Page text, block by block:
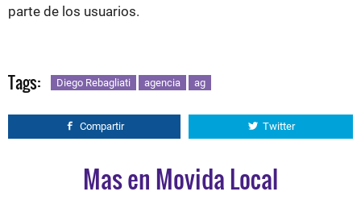
parte de los usuarios.
Tags: Diego Rebagliati agencia ag
Compartir Twitter
Mas en Movida Local